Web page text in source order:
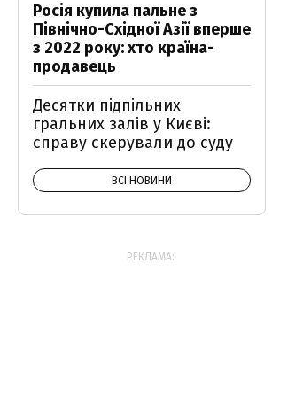
Росія купила пальне з
Північно-Східної Азії вперше
з 2022 року: хто країна-
продавець
Десятки підпільних
гральних залів у Києві:
справу скерували до суду
ВСІ НОВИНИ
РЕКЛАМА: